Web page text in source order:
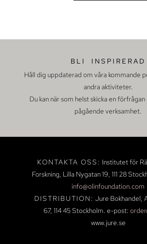
BLI INSPIRERAD
Håll dig uppdaterad om våra kommande
andra aktiviteter.
Du kan när som helst skicka en
pågående verksamhet.
KONTAKTA OSS: Institutet för
Forskning, Lilla Nygatan 19, 111 28
info@olinfoundation.com
DISTRIBUTION: Jure Bokhandel,
67, 114 45 Stockholm. e-post:
www.jure.se